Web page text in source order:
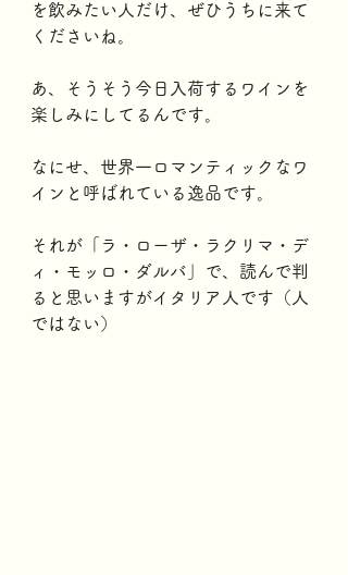
を飲みたい人だけ、ぜひうちに来て
くださいね。
あ、そうそう今日入荷するワインを
楽しみにしてるんです。
なにせ、世界一ロマンティックなワ
インと呼ばれている逸品です。
それが「ラ・ローザ・ラクリマ・デ
ィ・モッロ・ダルバ」で、読んで判
ると思いますがイタリア人です（人
ではない）